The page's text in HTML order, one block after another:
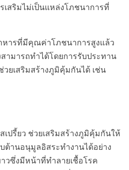
เสริมไม่เป็นแหล่งโภชนาการที่
หารที่มีคุณค่าโภชนาการสูงแล้ว
ามารถทำได้โดยการรับประทาน
ยเสริมสร้างภูมิคุ้มกันได้ เช่น
ปรี้ยว ช่วยเสริมสร้างภูมิคุ้มกันให้
ต้านอนุมูลอิสระทำงานได้อย่าง
วซึ่งมีหน้าที่ทำลายเชื้อโรค